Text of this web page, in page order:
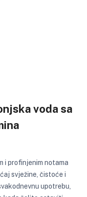
voda sa
i profinjenim notama
svježine, čistoće i
upotrebu,